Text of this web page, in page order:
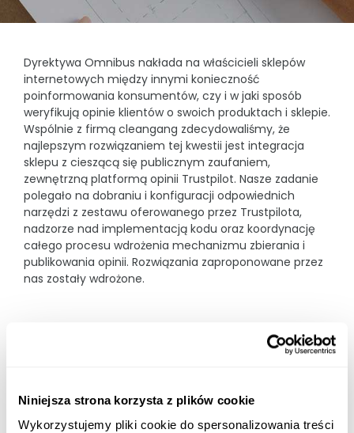
Niniejsza strona korzysta z plików cookie
Wykorzystujemy pliki cookie do spersonalizowania treści
Feedy produktowe
E-COMMERCE
Feedy produktowe
Karty produktowe
Wsparcie sprzedaży sklepów internetowych
Fotografia produktowa
POZOSTAŁE
e-learning
Projektowanie opakowań
Aktywacje konsumenckie
Dyrektywa Omnibus nakłada na właścicieli sklepów
internetowych między innymi konieczność
poinformowania konsumentów, czy i w jaki sposób
weryfikują opinie klientów o swoich produktach i sklepie.
Wspólnie z firmą cleangang zdecydowaliśmy, że
najlepszym rozwiązaniem tej kwestii jest integracja
sklepu z cieszącą się publicznym zaufaniem,
zewnętrzną platformą opinii Trustpilot. Nasze zadanie
polegało na dobraniu i konfiguracji odpowiednich
narzędzi z zestawu oferowanego przez Trustpilota,
nadzorze nad implementacją kodu oraz koordynację
całego procesu wdrożenia mechanizmu zbierania i
publikowania opinii. Rozwiązania zaproponowane przez
nas zostały wdrożone.
DORADZTWO, KOORDYNACJA, NADZÓR NAD IMPLEMENTACJĄ